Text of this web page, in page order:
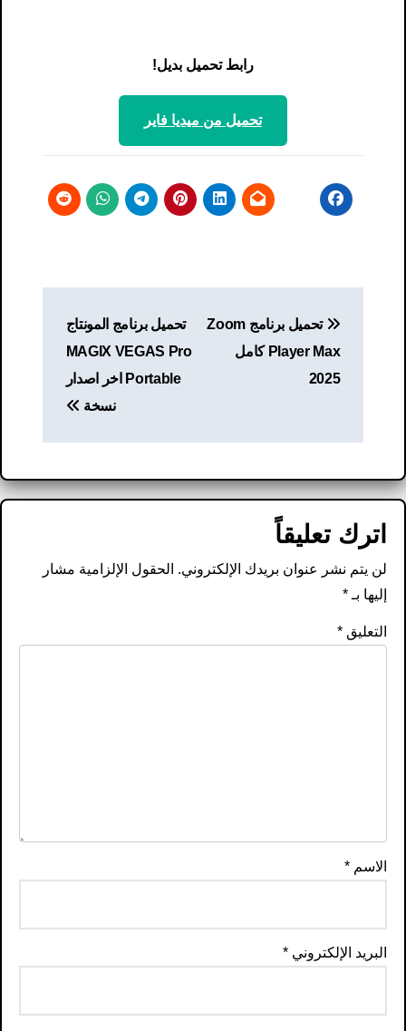
رابط تحميل بديل!
تحميل من ميديا ​​فاير
المقالات
تحميل برنامج Zoom
Player Max كامل
2025
تحميل برنامج المونتاج
MAGIX VEGAS Pro
Portable اخر اصدار
نسخة
اترك تعليقاً
لن يتم نشر عنوان بريدك الإلكتروني. الحقول الإلزامية مشار
إليها بـ*
التعليق*
الاسم*
البريد الإلكتروني*